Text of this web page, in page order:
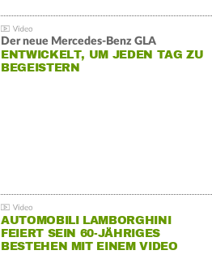
Der neue Mercedes-Benz GLA
ENTWICKELT, UM JEDEN TAG ZU
BEGEISTERN
AUTOMOBILI LAMBORGHINI
FEIERT SEIN 60-JÄHRIGES
BESTEHEN MIT EINEM VIDEO